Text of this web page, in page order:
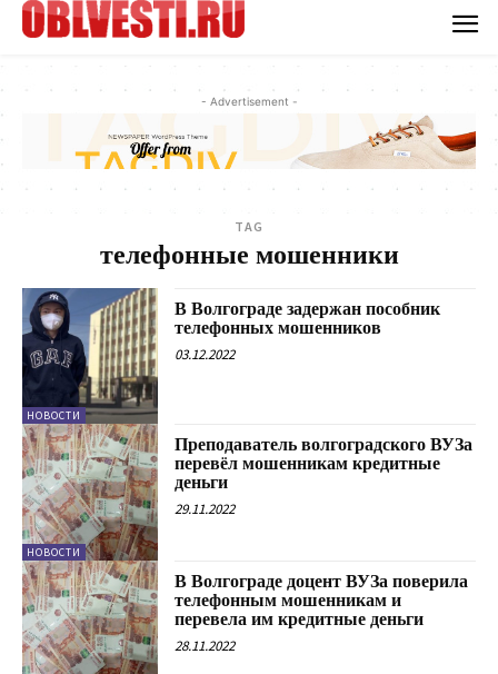
- Advertisement -
TAG
телефонные мошенники
НОВОСТИ
В Волгограде задержан пособник
телефонных мошенников
03.12.2022
НОВОСТИ
Преподаватель волгоградского ВУЗа
перевёл мошенникам кредитные
деньги
29.11.2022
В Волгограде доцент ВУЗа поверила
телефонным мошенникам и
перевела им кредитные деньги
28.11.2022